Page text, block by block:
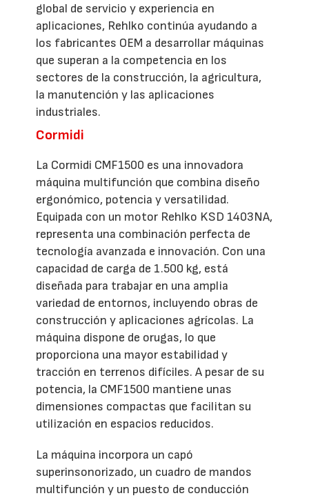
global de servicio y experiencia en
aplicaciones, Rehlko continúa ayudando a
los fabricantes OEM a desarrollar máquinas
que superan a la competencia en los
sectores de la construcción, la agricultura,
la manutención y las aplicaciones
industriales.
Cormidi
La Cormidi CMF1500 es una innovadora
máquina multifunción que combina diseño
ergonómico, potencia y versatilidad.
Equipada con un motor Rehlko KSD 1403NA,
representa una combinación perfecta de
tecnología avanzada e innovación. Con una
capacidad de carga de 1.500 kg, está
diseñada para trabajar en una amplia
variedad de entornos, incluyendo obras de
construcción y aplicaciones agrícolas. La
máquina dispone de orugas, lo que
proporciona una mayor estabilidad y
tracción en terrenos difíciles. A pesar de su
potencia, la CMF1500 mantiene unas
dimensiones compactas que facilitan su
utilización en espacios reducidos.
La máquina incorpora un capó
superinsonorizado, un cuadro de mandos
multifunción y un puesto de conducción